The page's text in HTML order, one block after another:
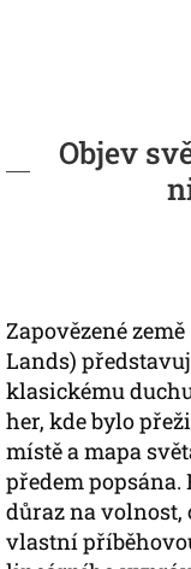
Objev
Zapovězené
Lands)
klasickému
her, kde bylo
místě a mapa
předem popsána.
důraz na volnost,
vlastní